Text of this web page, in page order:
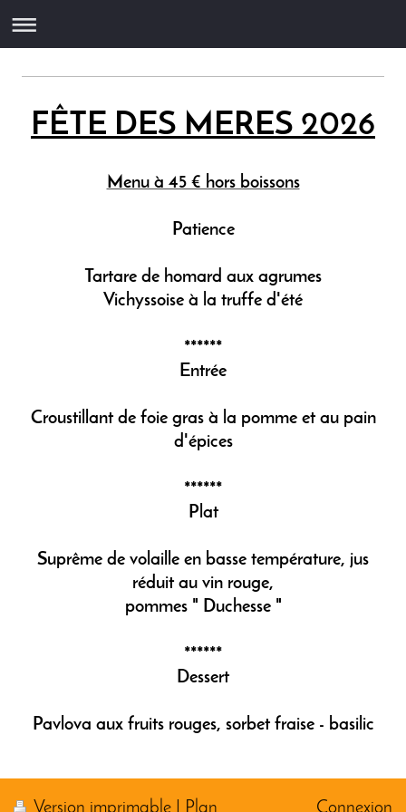
FÊTE DES MERES 2026
Menu à 45 € hors boissons
Patience
Tartare de homard aux agrumes
Vichyssoise à la truffe d'été
******
Entrée
Croustillant de foie gras à la pomme et au pain
d'épices
******
Plat
Suprême de volaille en basse température, jus
réduit au vin rouge,
pommes " Duchesse "
******
Dessert
Pavlova aux fruits rouges, sorbet fraise - basilic
Version imprimable Plan Connexion